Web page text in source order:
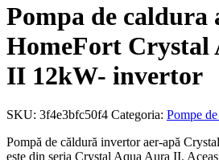
Pompa de caldura
HomeFort Crystal
II 12kW- invertor
SKU: 3f4e3bfc50f4 Categoria: Pompe
Pompă de căldură invertor aer-apă
este din seria Crystal Aqua Aura II.